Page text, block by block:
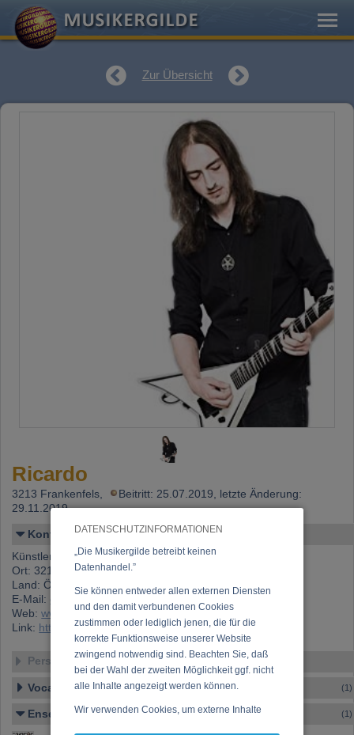
DATENSCHUTZINFORMATIONEN
„Die Musikergilde betreibt keinen
Datenhandel.”
Sie können entweder allen externen Diensten
und den damit verbundenen Cookies
zustimmen oder lediglich jenen, die für die
korrekte Funktionsweise unserer Website
zwingend notwendig sind. Beachten Sie, daß
bei der Wahl der zweiten Möglichkeit ggf. nicht
alle Inhalte angezeigt werden können.
Wir verwenden Cookies, um externe Inhalte
Zur Übersicht
Ricardo
3213 Frankenfels,
Beitritt: 25.07.2019, letzte Änderung:
29.11.2019
Kontakt
Künstlername: Ricardo
Ort: 3213 Frankenfels
Land: Österreich
E-Mail:
Web:www.traincorn.com
Link: https://www.musikergilde.at/mitglied/ricardo.htm
Personen-Details
Vocal – Instrumental – Komposition... (1)
Ensemble (1)